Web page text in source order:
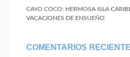
CAYO COCO: HERMOSA ISLA
VACACIONES DE ENSUEÑO
COMENTARIOS